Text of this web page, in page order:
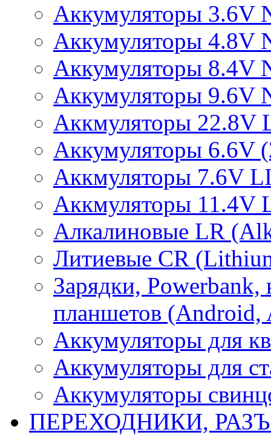
Аккумуляторы 3.6V
Аккумуляторы 4.8V
Аккумуляторы 8.4V
Аккумуляторы 9.6V
Аккмуляторы 22.8V
Аккумуляторы 6.6V
Аккмуляторы 7.6V
Аккмуляторы 11.4V
Алкалиновые LR
Литиевые CR
Зарядки, Powerbank,
планшетов (Android,
Аккумуляторы для
Аккумуляторы для
Аккумуляторы
ПЕРЕХОДНИКИ,